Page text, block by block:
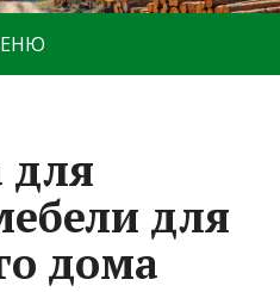
для
для
дома